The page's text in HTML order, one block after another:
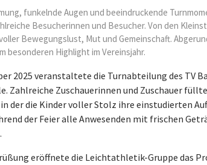
funkelnde Augen und beeindruckende
Besucherinnen und Besucher. Von den
Bewegungslust, Mut und Gemeinschaft.
besonderen Highlight im Vereinsjahr.
2025 veranstaltete die Turnabteilung des
Zahlreiche Zuschauerinnen und Zuschauer
der die Kinder voller Stolz ihre einstudierten
der Feier alle Anwesenden mit frischen
eröffnete die Leichtathletik-Gruppe das